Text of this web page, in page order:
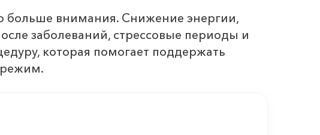
больше внимания. Снижение энергии,
заболеваний, стрессовые периоды и
которая помогает поддержать
режим.